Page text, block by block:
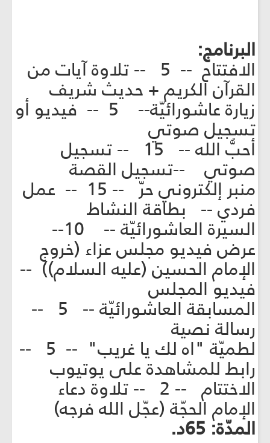
البرنامج:
الافتتاح -- 5 -- تلاوة آيات من
القرآن الكريم + حديث شريف
زيارة عاشورائيّة-- 5 -- فيديو أو
تسجيل صوتي
أحبُّ الله -- 15 -- تسجيل
صوتي --تسجيل القصة
منبر إلكتروني حرّ -- 15 -- عمل
فردي -- بطاقة النشاط
السيرة العاشورائيّة -- 10--
عرض فيديو مجلس عزاء (خروج
الإمام الحسين (عليه السلام)) --
فيديو المجلس
المسابقة العاشورائيّة -- 5 --
رسالة نصية
لطميّة "اه لك يا غريب" -- 5 --
رابط للمشاهدة على يوتيوب
الاختتام -- 2 -- تلاوة دعاء
الإمام الحجّة (عجّل الله فرجه)
المدّة: 65د.